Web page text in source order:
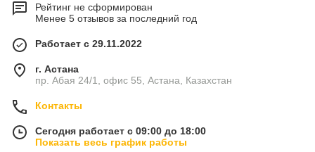
Рейтинг не сформирован
Менее 5 отзывов за последний год
Работает с 29.11.2022
г. Астана
пр. Абая 24/1, офис 55, Астана, Казахстан
Контакты
Сегодня работает с 09:00 до 18:00
Показать весь график работы